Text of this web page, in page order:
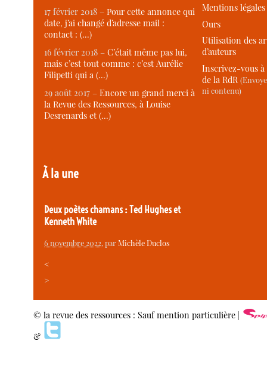
17 février 2018 –Pour cette annonce qui
date, j’ai changé d’adresse mail :
contact : (…)
16 février 2018 –C’était même pas lui,
mais c’est tout comme : c’est Aurélie
Filipetti qui a (…)
29 août 2017 –Encore un grand merci à
la Revue des Ressources, à Louise
Desrenards et (…)
À la une
Deux poètes chamans : Ted Hughes et
Kenneth White
6 novembre 2022, parMichèle Duclos
<
>
Mentions légales
Ours
Utilisation des
d’auteurs
Inscrivez-vous
de la RdR
ni contenu)
© la revue des ressources : Sauf mention particulière |
&